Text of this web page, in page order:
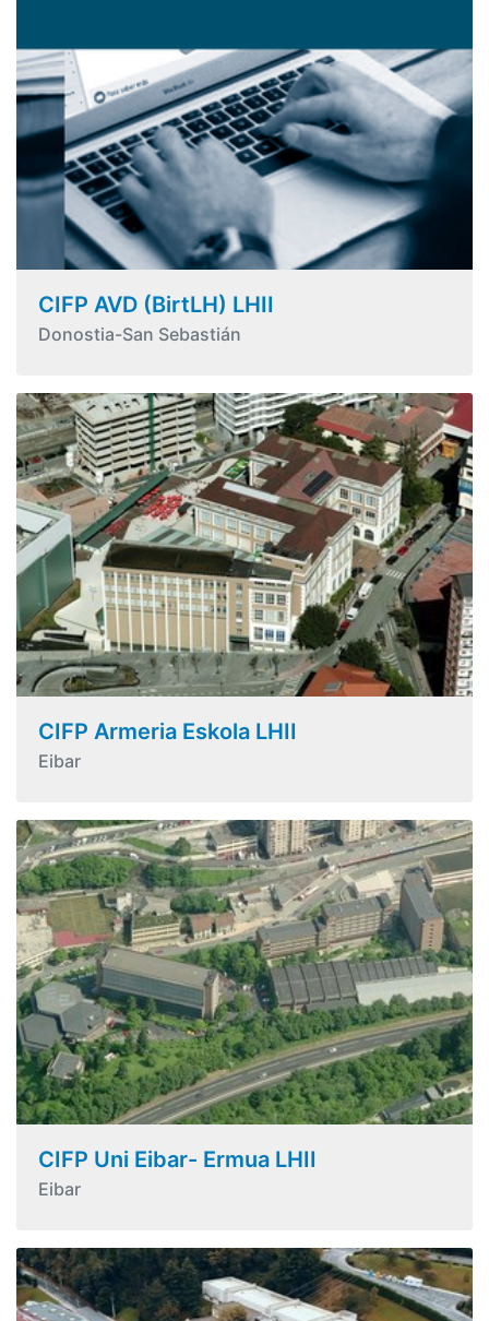
CIFP AVD (BirtLH) LHII
Donostia-San Sebastián
CIFP Armeria Eskola LHII
Eibar
CIFP Uni Eibar- Ermua LHII
Eibar